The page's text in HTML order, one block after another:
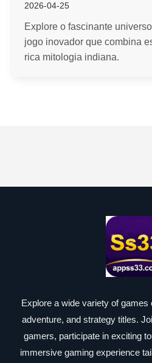
2026-04-25
Explore o fascinante
jogo inovador que combina
rica mitologia indiana.
Explore a wide variety of games
adventure, and strategy titles.
gamers, participate in exciting
immersive gaming experience